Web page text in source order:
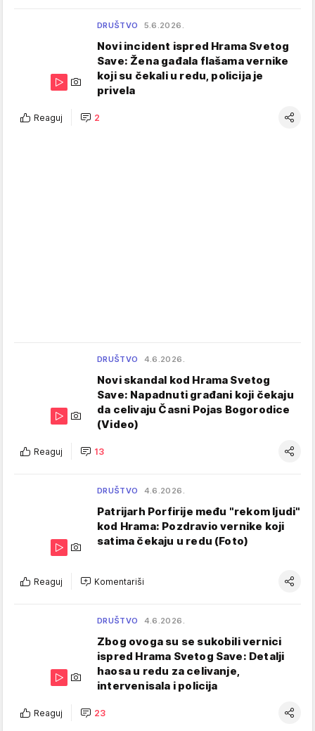
DRUŠTVO 5.6.2026.
Novi incident ispred Hrama Svetog
Save: Žena gađala flašama vernike
koji su čekali u redu, policija je
privela
Reaguj 2
DRUŠTVO 4.6.2026.
Novi skandal kod Hrama Svetog
Save: Napadnuti građani koji čekaju
da celivaju Časni Pojas Bogorodice
(Video)
Reaguj 13
DRUŠTVO 4.6.2026.
Patrijarh Porfirije među "rekom ljudi"
kod Hrama: Pozdravio vernike koji
satima čekaju u redu (Foto)
Reaguj Komentariši
DRUŠTVO 4.6.2026.
Zbog ovoga su se sukobili vernici
ispred Hrama Svetog Save: Detalji
haosa u redu za celivanje,
intervenisala i policija
Reaguj 23